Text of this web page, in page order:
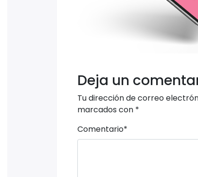
Deja un
Tu dirección de correo
marcados con *
Comentario*